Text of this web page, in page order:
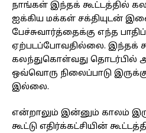
நாங்கள் இந்தக் கூட்டத்தில்
ஐக்கிய மக்கள் சக்தியுடன்
பேச்சுவார்த்தைக்கு எந்த
ஏற்படப்போவதில்லை. இந்தக்
கலந்துகொள்வது தொடர்பில்
ஒவ்வொரு நிலைப்பாடு
இல்லை.
என்றாலும் இன்னும் காலம்
கூட்டு எதிர்க்கட்சியின்